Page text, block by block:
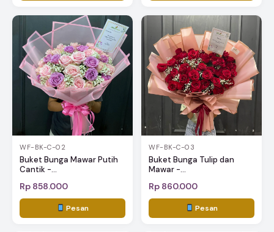
WF-BK-C-02
Buket Bunga Mawar Putih
Cantik -...
Rp 858.000
Pesan
WF-BK-C-03
Buket Bunga Tulip dan
Mawar -...
Rp 860.000
Pesan